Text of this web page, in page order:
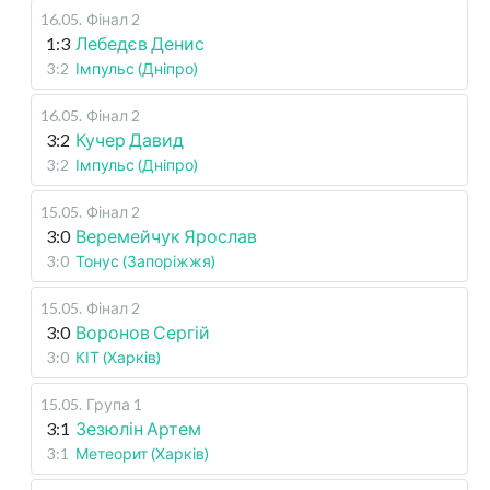
16.05. Фінал 2
1:3 Лебедєв Денис
3:2 Імпульс (Дніпро)
16.05. Фінал 2
3:2 Кучер Давид
3:2 Імпульс (Дніпро)
15.05. Фінал 2
3:0 Веремейчук Ярослав
3:0 Тонус (Запоріжжя)
15.05. Фінал 2
3:0 Воронов Сергій
3:0 КІТ (Харків)
15.05. Група 1
3:1 Зезюлін Артем
3:1 Метеорит (Харків)